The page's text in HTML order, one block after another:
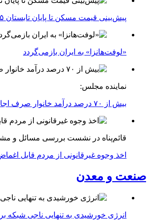
پیش‌بینی قیمت مسکن تا پایان تابستان ۱۴۰۵
«لوفت‌هانزا» به ایران بازمی‌گردد
نماینده مجلس:
بیش از ۷۰ درصد درآمد خانوار صرف اجاره خانه می‌شود
قائم‌پناه در نشست بررسی مسائل و
اخذ وجوه غیرقانونی از مردم قابل
صنعت و معدن
انرژی خورشیدی به تنهایی ناجی شبکه